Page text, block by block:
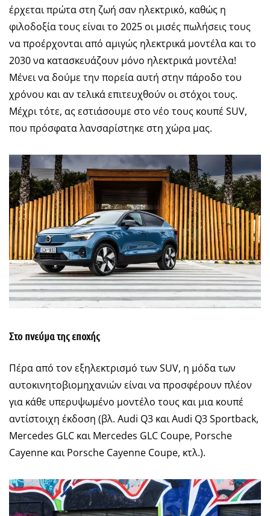
έρχεται πρώτα στη ζωή σαν ηλεκτρικό, καθώς η
φιλοδοξία τους είναι το 2025 οι μισές πωλήσεις τους
να προέρχονται από αμιγώς ηλεκτρικά μοντέλα και το
2030 να κατασκευάζουν μόνο ηλεκτρικά μοντέλα!
Μένει να δούμε την πορεία αυτή στην πάροδο του
χρόνου και αν τελικά επιτευχθούν οι στόχοι τους.
Μέχρι τότε, ας εστιάσουμε στο νέο τους κουπέ SUV,
που πρόσφατα λανσαρίστηκε στη χώρα μας.
Στο πνεύμα της εποχής
Πέρα από τον εξηλεκτρισμό των SUV, η μόδα των
αυτοκινητοβιομηχανιών είναι να προσφέρουν πλέον
για κάθε υπερυψωμένο μοντέλο τους και μια κουπέ
αντίστοιχη έκδοση (βλ. Audi Q3 και Audi Q3 Sportback,
Mercedes GLC και Mercedes GLC Coupe, Porsche
Cayenne και Porsche Cayenne Coupe, κτλ.).